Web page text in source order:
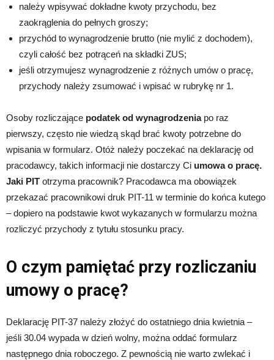
należy wpisywać dokładne kwoty przychodu, bez
zaokrąglenia do pełnych groszy;
przychód to wynagrodzenie brutto (nie mylić z dochodem),
czyli całość bez potrąceń na składki ZUS;
jeśli otrzymujesz wynagrodzenie z różnych umów o pracę,
przychody należy zsumować i wpisać w rubrykę nr 1.
Osoby rozliczające podatek od wynagrodzeniapo raz
pierwszy, często nie wiedzą skąd brać kwoty potrzebne do
wpisania w formularz. Otóż należy poczekać na deklarację od
pracodawcy, takich informacji nie dostarczy Ci umowa o pracę.
Jaki PIT otrzyma pracownik? Pracodawca ma obowiązek
przekazać pracownikowi druk PIT-11 w terminie do końca kutego
– dopiero na podstawie kwot wykazanych w formularzu można
rozliczyć przychody z tytułu stosunku pracy.
O czym pamiętać przy rozliczaniu
umowy o pracę?
Deklarację PIT-37 należy złożyć do ostatniego dnia kwietnia –
jeśli 30.04 wypada w dzień wolny, można oddać formularz
następnego dnia roboczego. Z pewnością nie warto zwlekać i